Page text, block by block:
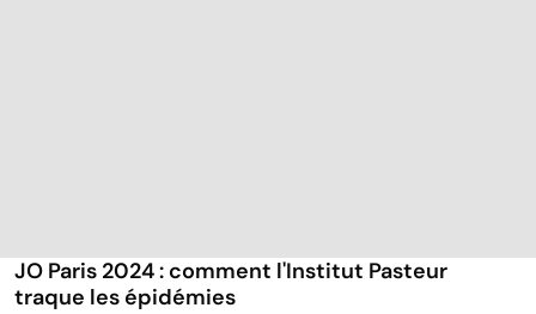
JO Paris 2024 : comment l'Institut Pasteur
traque les épidémies